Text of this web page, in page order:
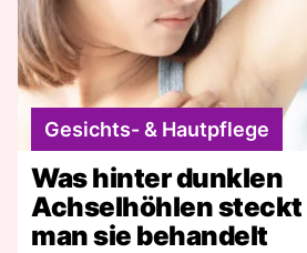
Gesichts- & Hautpflege
Was hinter dunklen
Achselhöhlen steckt
man sie behandelt